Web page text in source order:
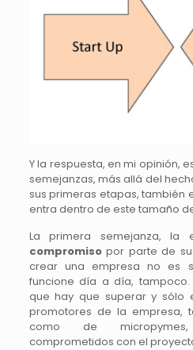
Y la respuesta, en mi opinión,
semejanzas, más allá del
sus primeras etapas, también
entra dentro de este tamaño
La primera semejanza, la
compromisopor parte de
crear una empresa no es
funcione día a día,
que hay que superar y sólo
promotores de la empresa,
como de
comprometidos con el